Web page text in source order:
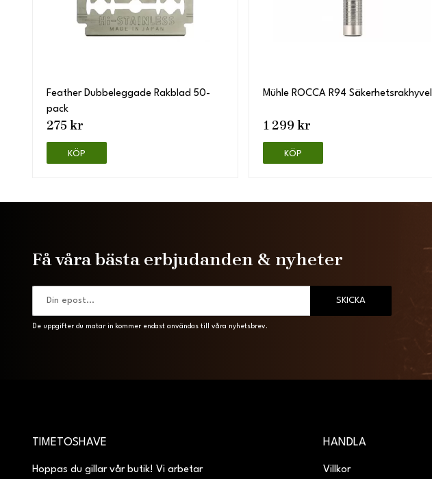
Feather Dubbeleggade Rakblad 50-
pack
275 kr
KÖP
Mühle ROCCA R94 Säkerhetsrakhyvel
1 299 kr
KÖP
Få våra bästa erbjudanden & nyheter
SKICKA
De uppgifter du matar in kommer endast användas till våra nyhetsbrev.
TIMETOSHAVE
Hoppas du gillar vår butik! Vi arbetar
HANDLA
Villkor